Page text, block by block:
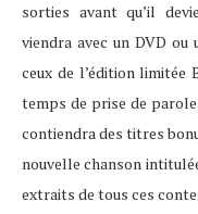
sorties avant qu’il
viendra avec un DVD
ceux de l’édition limitée
temps de prise de
contiendra des titres
nouvelle chanson
extraits de tous ces